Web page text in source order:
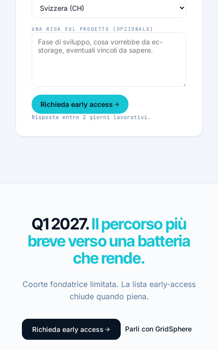
UNA RIGA SUL PROGETTO (OPZIONALE)
Richieda early access
Risposta entro 2 giorni lavorativi.
Q1 2027.Il percorso più
breve verso una batteria
che rende.
Coorte fondatrice limitata. La lista early-access
chiude quando piena.
Richieda early access Parli con GridSphere